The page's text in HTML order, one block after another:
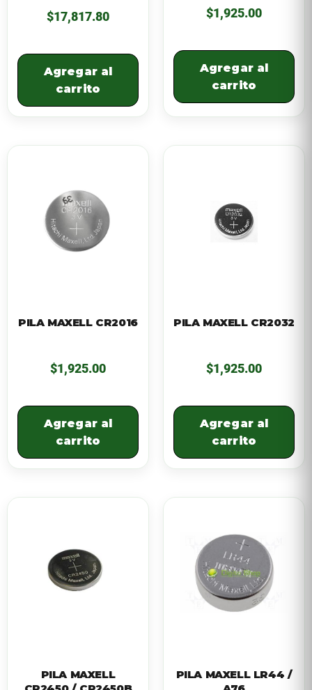
$17,817.80
Agregar al
carrito
$1,925.00
Agregar al
carrito
PILA MAXELL CR2016
$1,925.00
Agregar al
carrito
PILA MAXELL CR2032
$1,925.00
Agregar al
carrito
PILA MAXELL
PILA MAXELL LR44 /